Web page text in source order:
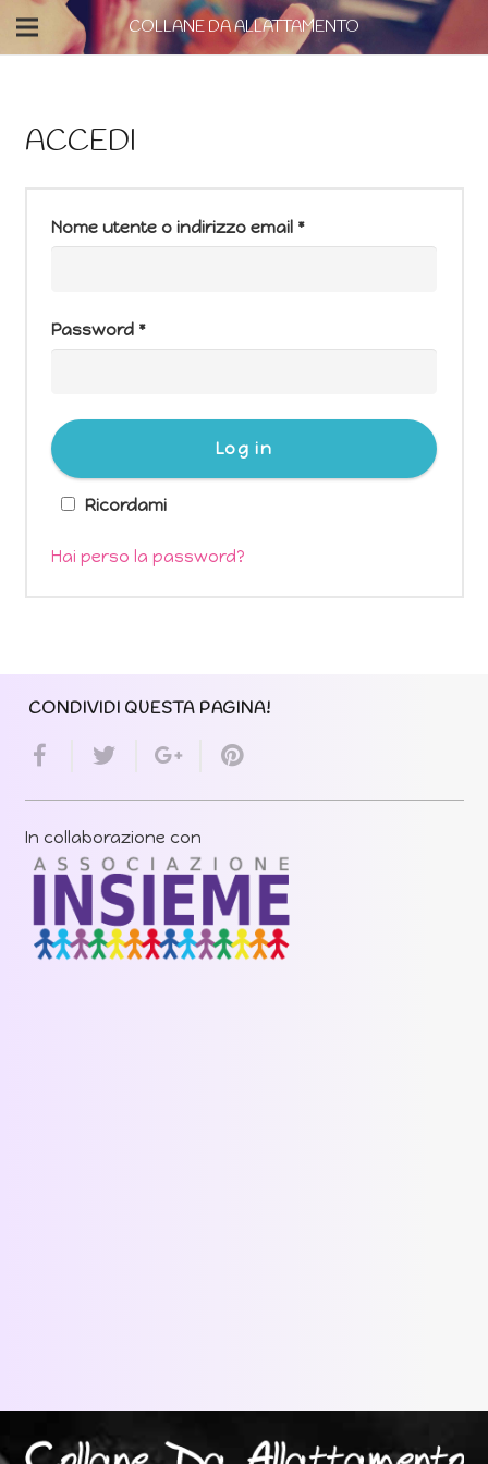
COLLANE DA ALLATTAMENTO
ACCEDI
Nome utente o indirizzo email *
Password *
Log in
Ricordami
Hai perso la password?
CONDIVIDI QUESTA PAGINA!
In collaborazione con